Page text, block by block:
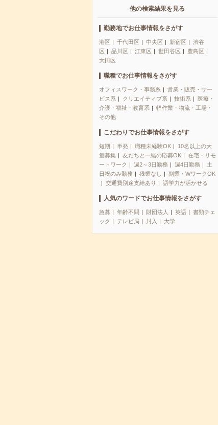
他の検索結果を見る
勤務地でお仕事情報をさがす
港区 千代田区 中央区 新宿区
渋谷
区
品川区 江東区 世田谷区
豊島区
大田区
職種でお仕事情報をさがす
オフィスワーク・事務系
営業・販売・サー
ビス系
クリエイティブ系 技術系
医療・
介護・福祉・教育系
軽作業・物流・工場・
その他
こだわりでお仕事情報をさがす
短期 単発 職種未経験OK
10名以上の大
量募集
友だちと一緒の応募OK
在宅・リモ
ートワーク
週2～3日勤務 週4日勤務
土
日祝のみ勤務
残業なし
副業・WワークOK
交通費別途支給あり
語学力が活かせる
人気のワードでお仕事情報をさがす
急募 年齢不問 財団法人 英語
書類チェ
ック
テレビ局 封入 大学